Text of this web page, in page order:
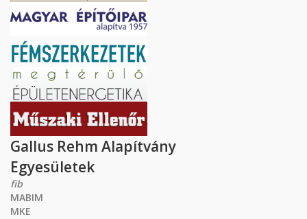
Gallus Rehm Alapítvány
Egyesületek
fib
MABIM
MKE